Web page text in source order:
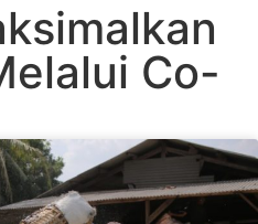
Co-